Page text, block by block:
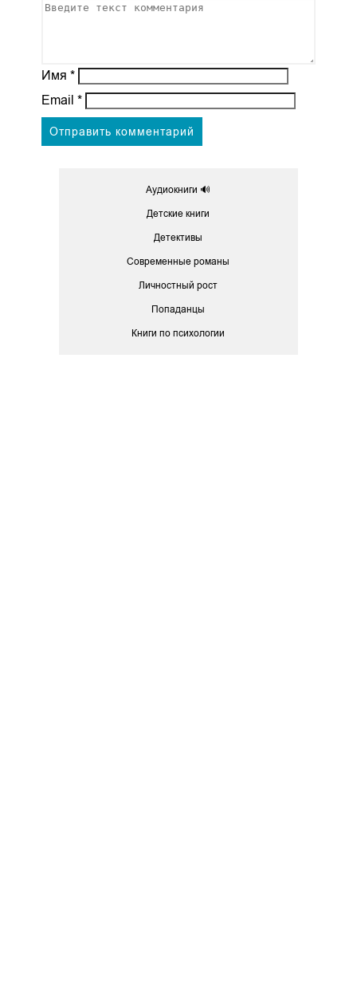
Имя *
Email *
Аудиокниги 🔊
Детские книги
Детективы
Современные романы
Личностный рост
Попаданцы
Книги по психологии